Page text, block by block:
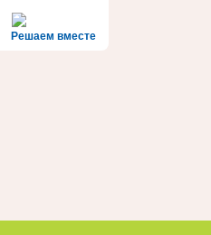
Решаем вместе